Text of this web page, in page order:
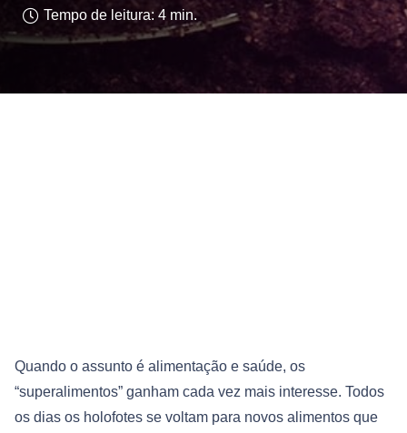
Tempo de leitura: 4 min.
Quando o assunto é alimentação e saúde, os
“superalimentos” ganham cada vez mais interesse. Todos
os dias os holofotes se voltam para novos alimentos que